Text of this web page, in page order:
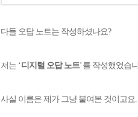
다들 오답 노트는 작성하셨나요?
저는 ‘디지털 오답 노트’를 작성했었습
사실 이름은 제가 그냥 붙여본 것이고요